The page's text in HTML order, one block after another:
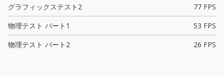
グラフィックステスト2
77 FPS
物理テスト パート1
53 FPS
物理テスト パート2
26 FPS